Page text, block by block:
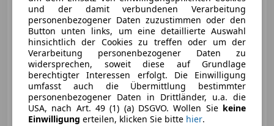
Mazda RX-8RX-8 Renesis
€ 13 005
02/2025 206 000 km Benzin 141 kW (192 PS)
und der damit verbundenen Verarbeitung
personenbezogener Daten zuzustimmen oder den
Button unten links, um eine detaillierte Auswahl
hinsichtlich der Cookies zu treffen oder um der
Verarbeitung personenbezogener Daten zu
widersprechen, soweit diese auf Grundlage
berechtigter Interessen erfolgt. Die Einwilligung
umfasst auch die Übermittlung bestimmter
personenbezogener Daten in Drittländer, u.a. die
USA, nach Art. 49 (1) (a) DSGVO. Wollen Sie keine
Einwilligung erteilen, klicken Sie bitte hier.